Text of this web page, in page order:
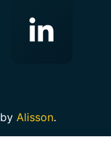
by Alisson.